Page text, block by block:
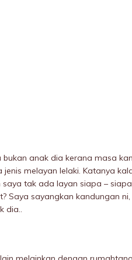
anak dia kerana masa
melayan lelaki. Katanya
tak ada layan siapa –
Saya sayangkan kandungan
dia..